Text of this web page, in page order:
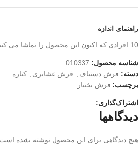
راهنمای اندازه
10 افرادی که اکنون این محصول را تماشا می
شناسه محصول: 010337
دسته: فرش دستباف , فرش عشایری , کناره
برچسب: فرش بختیار
اشتراک‌گذاری:
دیدگاهها
هیچ دیدگاهی برای این محصول نوشته نشده